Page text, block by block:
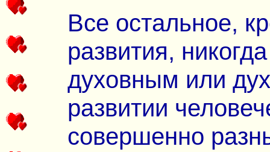
Все остальное,
развития,
духовным или
развитии
совершенно